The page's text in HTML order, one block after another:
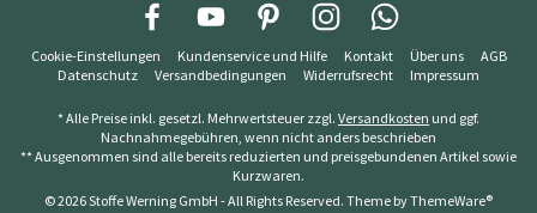
Cookie-Einstellungen Kundenservice und Hilfe Kontakt Über uns
AGB
Datenschutz
Versandbedingungen Widerrufsrecht Impressum
* Alle Preise inkl. gesetzl. Mehrwertsteuer zzgl. Versandkosten und ggf.
Nachnahmegebühren, wenn nicht anders beschrieben
** Ausgenommen sind alle bereits reduzierten und preisgebundenen Artikel sowie
Kurzwaren.
© 2026 Stoffe Werning GmbH - All Rights Reserved. Theme byThemeWare®